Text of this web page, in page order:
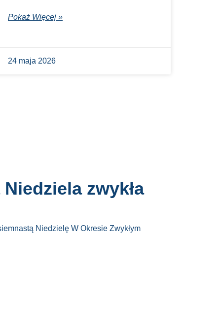
Pokaż Więcej »
24 maja 2026
zwykła
Niedzielę W Okresie Zwykłym